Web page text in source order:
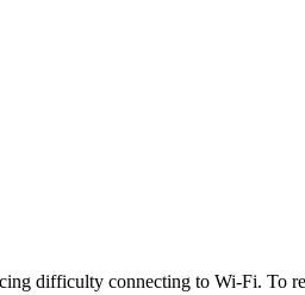
difficulty connecting to Wi-Fi. To